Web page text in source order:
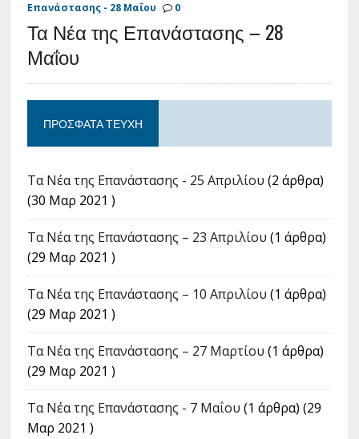
Επανάστασης - 28 Μαΐου
0
Τα Νέα της Επανάστασης – 28
Μαΐου
ΠΡΌΣΦΑΤΑ ΤΕΎΧΗ
Τα Νέα της Επανάστασης - 25 Απριλίου (2 άρθρα)
(30 Μαρ 2021 )
Τα Νέα της Επανάστασης – 23 Απριλίου (1 άρθρα)
(29 Μαρ 2021 )
Τα Νέα της Επανάστασης – 10 Απριλίου (1 άρθρα)
(29 Μαρ 2021 )
Τα Νέα της Επανάστασης – 27 Μαρτίου (1 άρθρα)
(29 Μαρ 2021 )
Τα Νέα της Επανάστασης - 7 Μαΐου (1 άρθρα) (29
Μαρ 2021 )